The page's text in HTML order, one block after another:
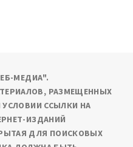
МЕДИА".
РАЗМЕЩЕННЫХ
УСЛОВИИ ССЫЛКИ НА
ИЗДАНИЙ
ДЛЯ ПОИСКОВЫХ